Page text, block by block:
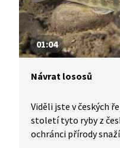
01:04
Návrat lososů
Viděli jste v českých
století tyto ryby z
ochránci přírody